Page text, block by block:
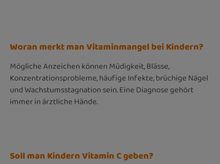
Woran merkt man Vitaminmangel bei Kindern?
Mögliche Anzeichen können Müdigkeit, Blässe,
Konzentrationsprobleme, häufige Infekte, brüchige Nägel
und Wachstumsstagnation sein. Eine Diagnose gehört
immer in ärztliche Hände.
Soll man Kindern Vitamin C geben?